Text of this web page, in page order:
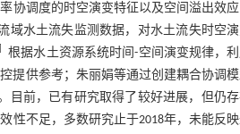
协调度的时空演变特征以及空间溢出效
域水土流失监测数据，对水土流失时空
］根据水土资源系统时间-空间演变规律，
提供参考；朱丽娟等通过创建耦合协调模
目前，已有研究取得了较好进展，但仍
性不足，多数研究止于2018年，未能反